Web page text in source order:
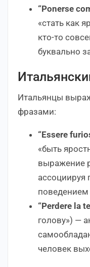
“Ponerse
«стать как
кто-то
буквально
Итальянцы
фразами:
“Essere
«быть
выражение
ассоциируя
поведением
“Perdere la
голову») —
человек